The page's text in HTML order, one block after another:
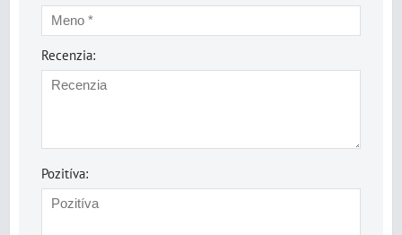
Recenzia:
Pozitíva: